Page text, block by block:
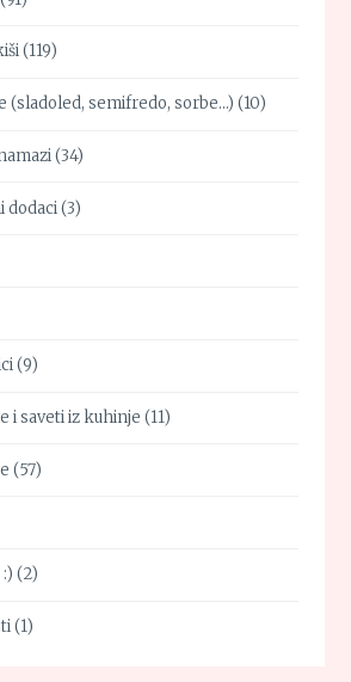
(119)
(sladoled, semifredo, sorbe…) (10)
(34)
dodaci(3)
(9)
i saveti iz kuhinje (11)
(57)
(2)
(1)